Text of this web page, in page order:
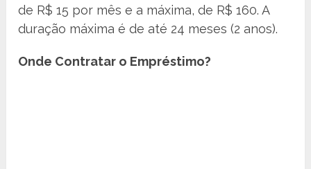
de R$ 15 por mês e a máxima, de R$ 160. A
duração máxima é de até 24 meses (2 anos).
Onde Contratar o Empréstimo?